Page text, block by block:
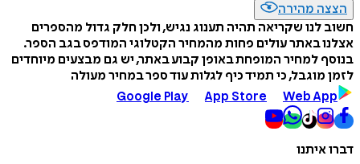
הצצה מהירה
חשוב לנו שקריאה תהיה תענוג נגיש, ולכן חלק גדול מהספרים
אצלנו באתר עולים פחות מהמחיר הקטלוגי המודפס בגב הספר.
בנוסף למחיר המופחת באופן קבוע באתר, יש גם מבצעים מיוחדים
לזמן מוגבל, כי תמיד כיף לגלות עוד ספר במחיר מעולה
Google Play
App Store Web App
דברו איתנו